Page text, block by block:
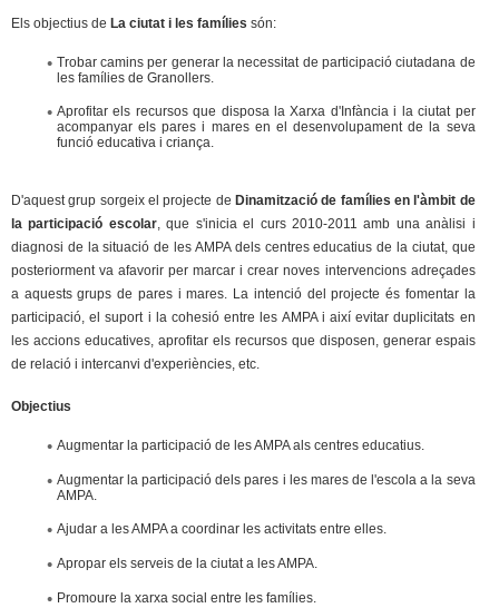
a
d
e
G
r
r
a
Els objectius de La ciutat i les famílies són:
Trobar camins per generar la necessitat de participació ciutadana de
les famílies de Granollers.
Aprofitar els recursos que disposa la Xarxa d'Infància i la ciutat per
acompanyar els pares i mares en el desenvolupament de la seva
funció educativa i criança.
D'aquest grup sorgeix el projecte de Dinamització de famílies en l'àmbit de
la participació escolar, que s'inicia el curs 2010-2011 amb una anàlisi i
diagnosi de la situació de les AMPA dels centres educatius de la ciutat, que
posteriorment va afavorir per marcar i crear noves intervencions adreçades
a aquests grups de pares i mares. La intenció del projecte és fomentar la
participació, el suport i la cohesió entre les AMPA i així evitar duplicitats en
les accions educatives, aprofitar els recursos que disposen, generar espais
de relació i intercanvi d'experiències, etc.
Objectius
Augmentar la participació de les AMPA als centres educatius.
Augmentar la participació dels pares i les mares de l'escola a la seva
AMPA.
Ajudar a les AMPA a coordinar les activitats entre elles.
Apropar els serveis de la ciutat a les AMPA.
Promoure la xarxa social entre les famílies.